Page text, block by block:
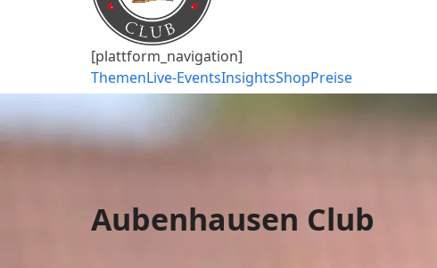
[plattform_navigation]
ThemenLive-EventsInsightsShopPreise
Aubenhausen Club